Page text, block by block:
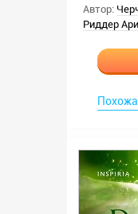
Автор:
Риддер
Похожа